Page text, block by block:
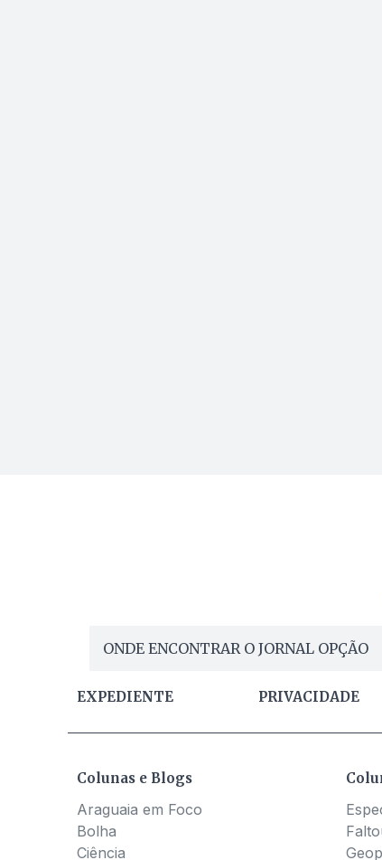
ONDE ENCONTRAR O JORNAL OPÇÃO
EXPEDIENTE PRIVACIDADE
Colunas e Blogs
Araguaia em Foco
Bolha
Ciência